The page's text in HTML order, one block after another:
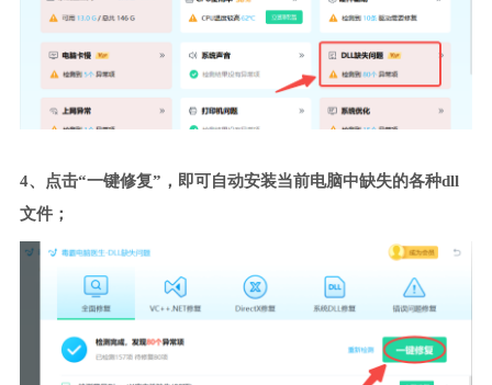
4、点击“一键修复”，即可自动安装当前电脑中缺失的各种dll
文件；